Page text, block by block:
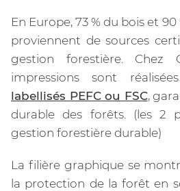
En Europe, 73 % du bois et
proviennent de sources
gestion forestière. Chez
impressions sont
labellisés PEFC ou FSC,
durable des forêts. (les 2
gestion forestière durable)
La filière graphique se
la protection de la forêt en